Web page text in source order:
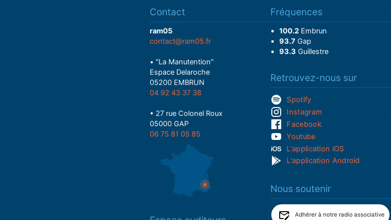
Contact
ram05
contact@ram05.fr
• "La Manutention"
Espace Delaroche
05200 EMBRUN
04 92 43 37 38
• 27 rue Colonel Roux
05000 GAP
06 75 81 05 85
Fréquences
100.2Embrun
93.7 Gap
93.3 Guillestre
Retrouvez-nous sur
Spotify
Instagram
Facebook
Youtube
L'application iOS
L'application Android
Nous soutenir
Adhérer à notre radio associative